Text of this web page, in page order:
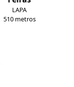
LAPA
510 metros